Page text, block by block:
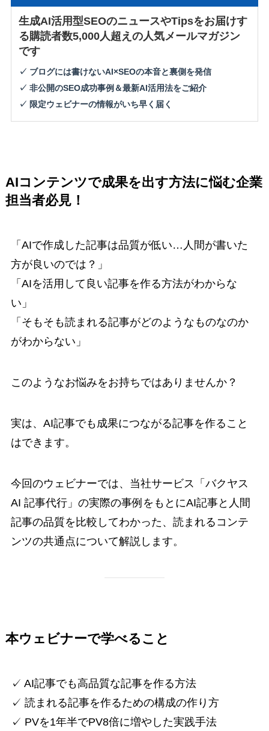
生成AI活用型SEOのニュースやTipsをお届けす
る購読者数5,000人超えの人気メールマガジン
です
✓ ブログには書けないAI×SEOの本音と裏側を発信
✓ 非公開のSEO成功事例＆最新AI活用法をご紹介
✓ 限定ウェビナーの情報がいち早く届く
AIコンテンツで成果を出す方法に悩む企業
担当者必見！
「AIで作成した記事は品質が低い…人間が書いた
方が良いのでは？」
「AIを活用して良い記事を作る方法がわからな
い」
「そもそも読まれる記事がどのようなものなのか
がわからない」
このようなお悩みをお持ちではありませんか？
実は、AI記事でも成果につながる記事を作ること
はできます。
今回のウェビナーでは、当社サービス「バクヤス
AI 記事代行」の実際の事例をもとにAI記事と人間
記事の品質を比較してわかった、読まれるコンテ
ンツの共通点について解説します。
本ウェビナーで学べること
✓ AI記事でも高品質な記事を作る方法
✓ 読まれる記事を作るための構成の作り方
✓ PVを1年半でPV8倍に増やした実践手法